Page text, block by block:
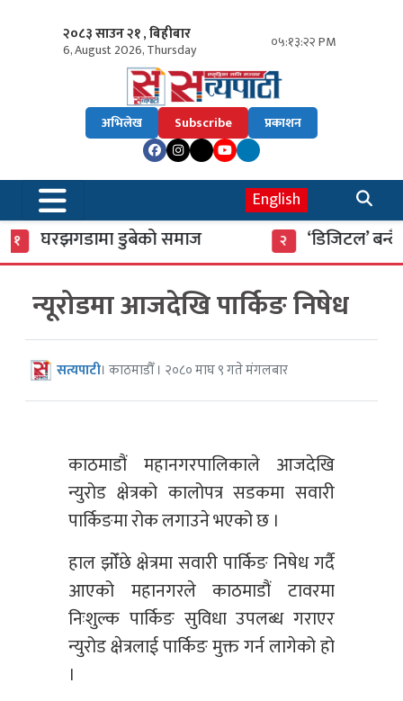
२०८३ साउन २१ , बिहीबार
6, August 2026, Thursday ०५:१३:२३ PM
अभिलेख Subscribe प्रकाशन
English
घरझगडामा डुबेको समाज ‘डिजिटल’ बन्दै
न्यूरोडमा आजदेखि पार्किङ निषेध
सत्यपाटी। काठमाडौँ । २०८० माघ ९ गते मंगलबार
काठमाडौं महानगरपालिकाले आजदेखि
न्युरोड क्षेत्रको कालोपत्र सडकमा सवारी
पार्किङमा रोक लगाउने भएको छ ।
हाल झोँछे क्षेत्रमा सवारी पार्किङ निषेध गर्दै
आएको महानगरले काठमाडौं टावरमा
निःशुल्क पार्किङ सुविधा उपलब्ध गराएर
न्युरोड क्षेत्रलाई पार्किङ मुक्त गर्न लागेको हो
।